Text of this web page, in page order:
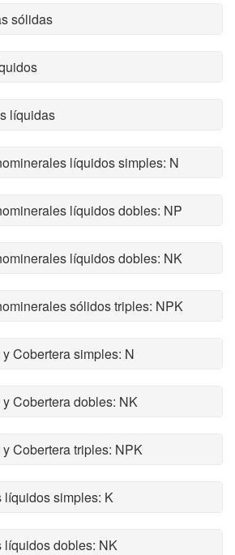
sólidas
líquidas
líquidos simples: N
líquidos dobles: NP
líquidos dobles: NK
sólidos triples: NPK
Cobertera simples: N
Cobertera dobles: NK
Cobertera triples: NPK
simples: K
dobles: NK